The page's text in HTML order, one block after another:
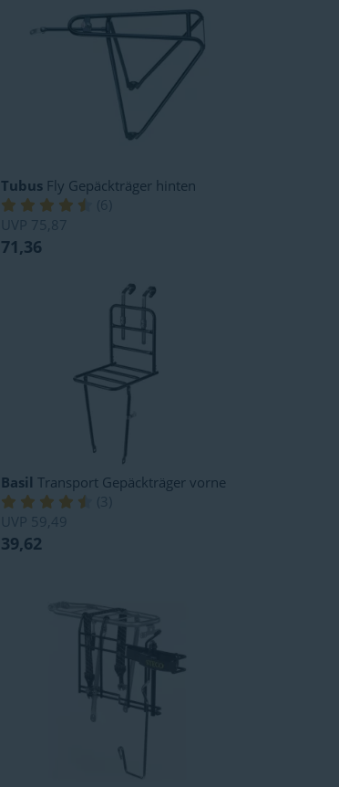
Tubus Fly Gepäckträger hinten
(6
UVP 75,87
71,36
Basil Transport Gepäckträger vorne
( 3
UVP 59,49
39,62